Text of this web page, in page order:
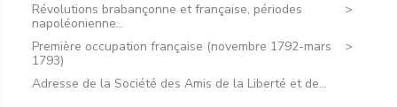
Révolutions brabançonne et française, périodes
napoléonienne...
Première occupation française (novembre 1792-mars
1793)
Adresse de la Société des Amis de la Liberté et de...